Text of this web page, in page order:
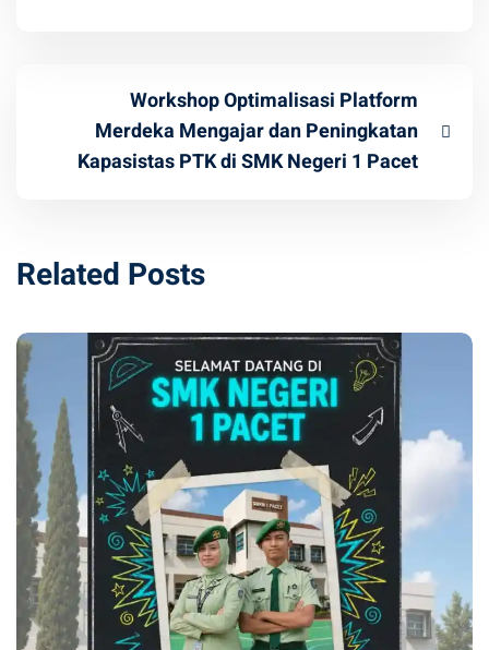
Workshop Optimalisasi Platform
Merdeka Mengajar dan Peningkatan
Kapasistas PTK di SMK Negeri 1 Pacet
Related Posts